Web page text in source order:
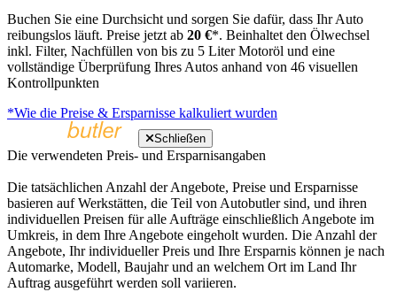
Buchen Sie eine Durchsicht und sorgen Sie dafür, dass Ihr Auto
reibungslos läuft. Preise jetzt ab 20 €*. Beinhaltet den Ölwechsel
inkl. Filter, Nachfüllen von bis zu 5 Liter Motoröl und eine
vollständige Überprüfung Ihres Autos anhand von 46 visuellen
Kontrollpunkten
*Wie die Preise & Ersparnisse kalkuliert wurden
Schließen
Die verwendeten Preis- und Ersparnisangaben
Die tatsächlichen Anzahl der Angebote, Preise und Ersparnisse
basieren auf Werkstätten, die Teil von Autobutler sind, und ihren
individuellen Preisen für alle Aufträge einschließlich Angebote im
Umkreis, in dem Ihre Angebote eingeholt wurden. Die Anzahl der
Angebote, Ihr individueller Preis und Ihre Ersparnis können je nach
Automarke, Modell, Baujahr und an welchem Ort im Land Ihr
Auftrag ausgeführt werden soll variieren.